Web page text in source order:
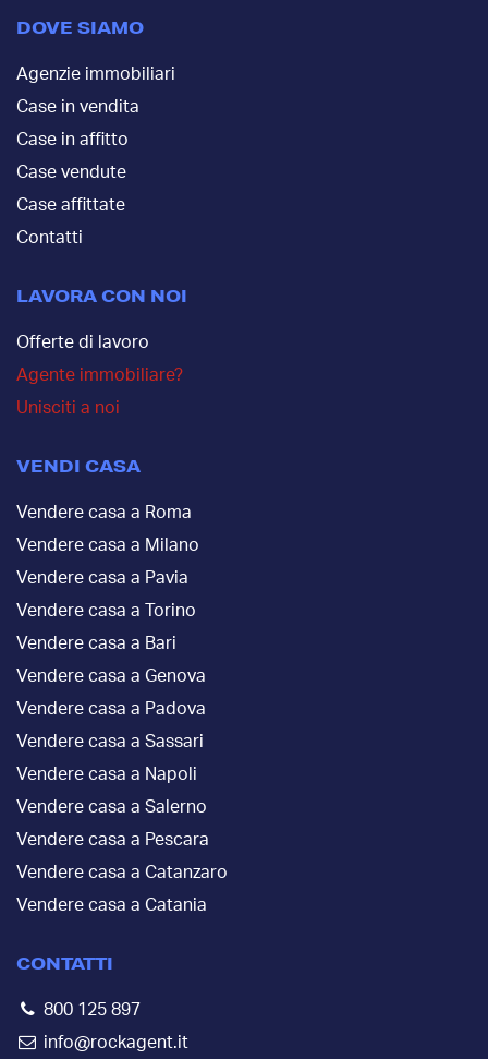
DOVE SIAMO
Agenzie immobiliari
Case in vendita
Case in affitto
Case vendute
Case affittate
Contatti
LAVORA CON NOI
Offerte di lavoro
Agente immobiliare?
Unisciti a noi
VENDI CASA
Vendere casa a Roma
Vendere casa a Milano
Vendere casa a Pavia
Vendere casa a Torino
Vendere casa a Bari
Vendere casa a Genova
Vendere casa a Padova
Vendere casa a Sassari
Vendere casa a Napoli
Vendere casa a Salerno
Vendere casa a Pescara
Vendere casa a Catanzaro
Vendere casa a Catania
CONTATTI
800 125 897
info@rockagent.it